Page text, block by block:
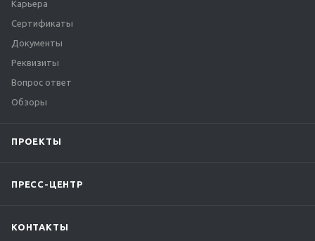
Карьера
Сертификаты
Документы
Реквизиты
Вопрос ответ
Обзоры
ПРОЕКТЫ
ПРЕСС-ЦЕНТР
КОНТАКТЫ